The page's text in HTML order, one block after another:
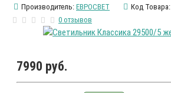
Производитель: ЕВРОСВЕТ Код Товара:
0 отзывов
7990 руб.